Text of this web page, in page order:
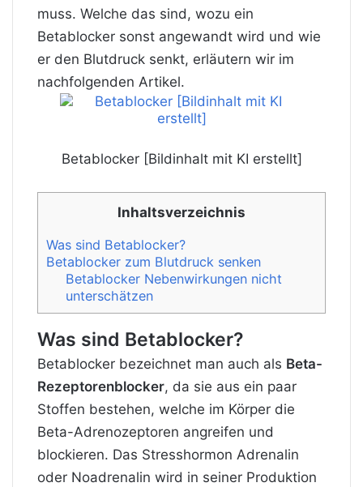
muss. Welche das sind, wozu ein
Betablocker sonst angewandt wird und wie
er den Blutdruck senkt, erläutern wir im
nachfolgenden Artikel.
Betablocker [Bildinhalt mit KI erstellt]
Inhaltsverzeichnis
Was sind Betablocker?
Betablocker zum Blutdruck senken
Betablocker Nebenwirkungen nicht
unterschätzen
Was sind Betablocker?
Betablocker bezeichnet man auch als Beta-
Rezeptorenblocker, da sie aus ein paar
Stoffen bestehen, welche im Körper die
Beta-Adrenozeptoren angreifen und
blockieren. Das Stresshormon Adrenalin
oder Noadrenalin wird in seiner Produktion